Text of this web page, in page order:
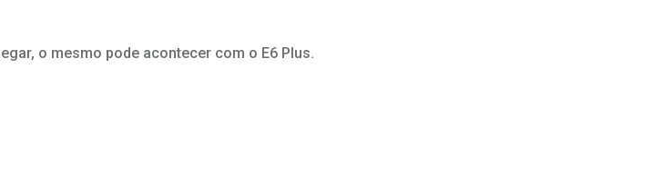
o mesmo pode acontecer com o E6 Plus.